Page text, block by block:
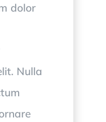
dolor
Nulla